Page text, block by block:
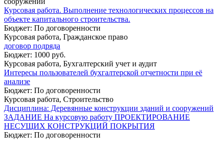
Курсовая работа. Выполнение технологических процессов на
объекте капитального строительства.
Бюджет: По договоренности
Курсовая работа, Гражданское право
договор подряда
Бюджет: 1000 руб.
Курсовая работа, Бухгалтерский учет и аудит
Интересы пользователей бухгалтерской отчетности при её
анализе
Бюджет: По договоренности
Курсовая работа, Строительство
Дисциплина: Деревянные конструкции зданий и сооружений
ЗАДАНИЕ На курсовую работу ПРОЕКТИРОВАНИЕ
НЕСУЩИХ КОНСТРУКЦИЙ ПОКРЫТИЯ
Бюджет: По договоренности